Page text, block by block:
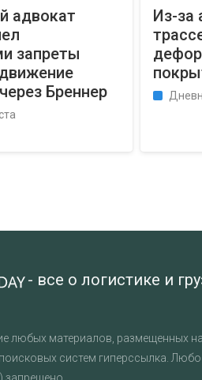
адвокат
запреты
Бреннер
Из-за
- все о логистике и
любых материалов, размещенных
систем гиперссылка.